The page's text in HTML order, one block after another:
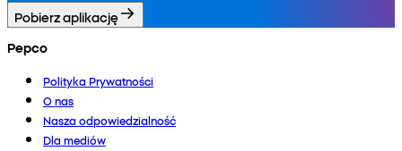
Pobierz aplikację
Pepco
Polityka Prywatności
O nas
Nasza odpowiedzialność
Dla mediów